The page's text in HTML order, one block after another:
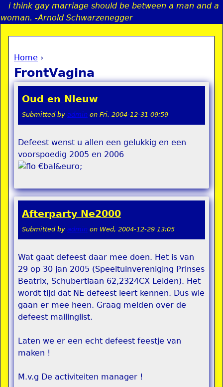
Jump to navigation
i think gay marriage should be between a man and a
woman. -Arnold Schwarzenegger
You are here
Home ›
FrontVagina
Oud en Nieuw
Submitted by admin on Fri, 2004-12-31 09:59
Defeest wenst u allen een gelukkig en een
voorspoedig 2005 en 2006
€bal&euro;
Afterparty Ne2000
Submitted by admin on Wed, 2004-12-29 13:05
Wat gaat defeest daar mee doen. Het is van
29 op 30 jan 2005 (Speeltuinvereniging Prinses
Beatrix, Schubertlaan 62,2324CX Leiden). Het
wordt tijd dat NE defeest leert kennen. Dus wie
gaan er mee heen. Graag melden over de
defeest mailinglist.
Laten we er een echt defeest feestje van
maken !
M.v.g De activiteiten manager !